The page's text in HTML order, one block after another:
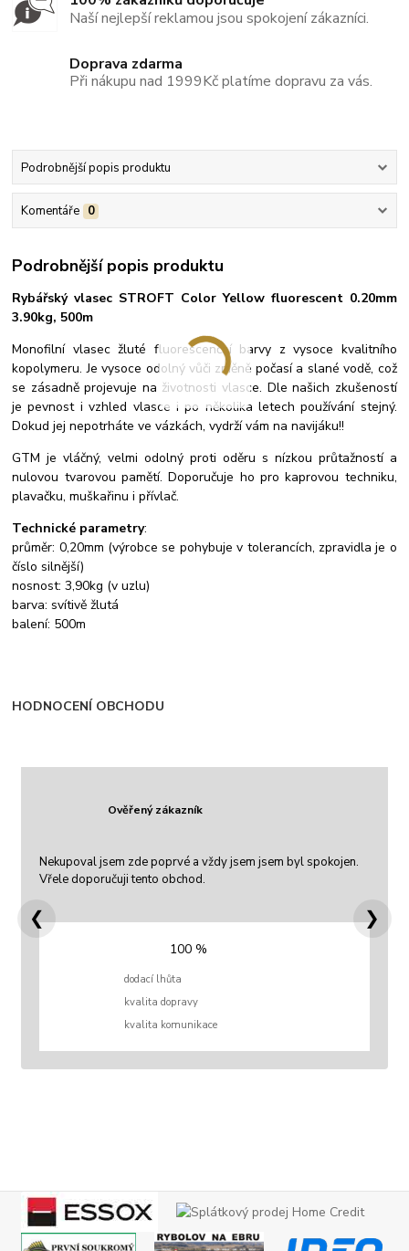
Naší nejlepší reklamou jsou spokojení zákazníci.
Doprava zdarma
Při nákupu nad 1999Kč platíme dopravu za vás.
Podrobnější popis produktu
Komentáře 0
Podrobnější popis produktu
Rybářský vlasec STROFT Color Yellow fluorescent 0.20mm
3.90kg, 500m
Monofilní vlasec žluté fluorescenční barvy z vysoce kvalitního
kopolymeru. Je vysoce odolný vůči změně počasí a slané vodě, což
se zásadně projevuje na životnosti vlasce. Dle našich zkušeností
je pevnost i vzhled vlasce i po několika letech používání stejný.
Dokud jej nepotrháte ve vázkách, vydrží vám na navijáku!!
GTM je vláčný, velmi odolný proti oděru s nízkou průtažností a
nulovou tvarovou pamětí.Doporučuje ho pro kaprovou techniku,
plavačku, muškařinu i přívlač.
Technické parametry:
průměr: 0,20mm (výrobce se pohybuje v tolerancích, zpravidla je o
číslo silnější)
nosnost: 3,90kg (v uzlu)
barva: svítivě žlutá
balení: 500m
HODNOCENÍ OBCHODU
Ověřený zákazník
Nekupoval jsem zde poprvé a vždy jsem jsem byl spokojen.
Vřele doporučuji tento obchod.
100 %
dodací lhůta
kvalita dopravy
kvalita komunikace
❮ ❯